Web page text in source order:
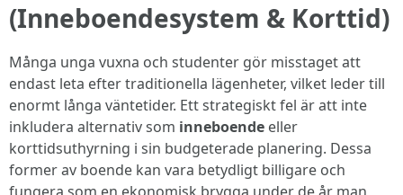
(Inneboendesystem & Korttid)
Många unga vuxna och studenter gör misstaget att
endast leta efter traditionella lägenheter, vilket leder till
enormt långa väntetider. Ett strategiskt fel är att inte
inkludera alternativ som inneboende eller
korttidsuthyrning i sin budgeterade planering. Dessa
former av boende kan vara betydligt billigare och